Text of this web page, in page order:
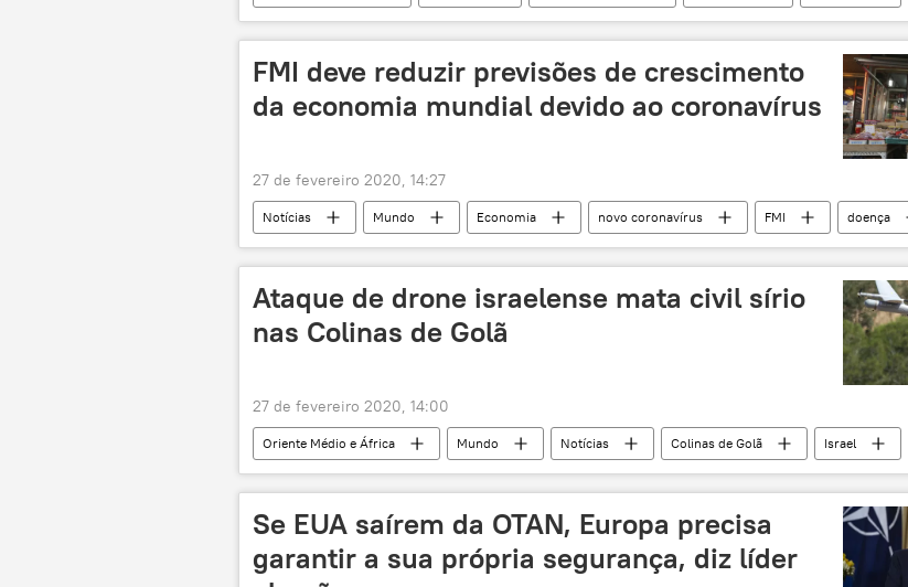
FMI deve reduzir previsões de crescimento
da economia mundial devido ao coronavírus
27 de fevereiro 2020, 14:27
Notícias Mundo Economia novo coronavírus FMI
doença
surto
epidemia saúde Notícias do Brasil China
Ataque de drone israelense mata civil sírio
nas Colinas de Golã
27 de fevereiro 2020, 14:00
Oriente Médio e África Mundo Notícias Colinas de Golã
Israel
drone
Síria
Se EUA saírem da OTAN, Europa precisa
garantir a sua própria segurança, diz líder